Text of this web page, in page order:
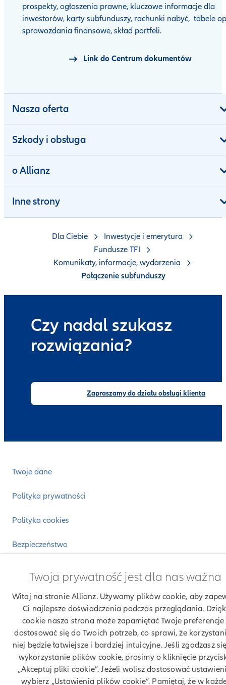
prospekty, ogłoszenia prawne, kluczowe informacje dla
inwestorów, karty subfunduszy, rachunki nabyć, tabele
sprawozdania finansowe, skład portfeli.
Link do Centrum dokumentów
Nasza oferta
Szkody i obsługa
o Allianz
Inne strony
Czy nadal szukasz
rozwiązania?
Zapraszamy do działu obsługi klienta
Twoje dane
Polityka prywatności
Polityka cookies
Bezpieczeństwo
© Allianz 2026
Kontakt
Dla Ciebie
Inwestycje i emerytura
Fundusze TFI
Komunikaty, informacje, wydarzenia
Połączenie subfunduszy
Twoja prywatność jest dla nas ważna
Witaj na stronie Allianz. Używamy plików cookie, aby
Ci najlepsze doświadczenia podczas przeglądania.
cookie nasza strona może zapamiętać Twoje
dostosować się do Twoich potrzeb, co sprawi, że
niej będzie łatwiejsze i bardziej intuicyjne. Jeśli zgadzasz
wykorzystanie plików cookie, prosimy o kliknięcie
„Akceptuj pliki cookie”. Jeżeli wolisz dostosować
wybierz „Ustawienia plików cookie”. Pamiętaj, że w